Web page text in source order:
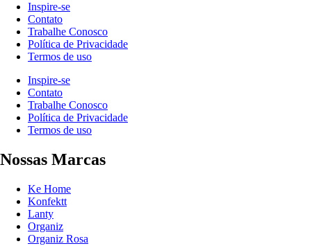
Inspire-se
Contato
Trabalhe Conosco
Política de Privacidade
Termos de uso
Inspire-se
Contato
Trabalhe Conosco
Política de Privacidade
Termos de uso
Nossas Marcas
Ke Home
Konfektt
Lanty
Organiz
Organiz Rosa